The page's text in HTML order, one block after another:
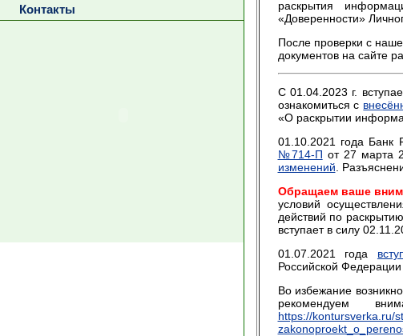
Контакты
раскрытия
«Доверенности»
После проверки с
документов на сайте
С 01.04.2023 г.
ознакомиться с
«О раскрытии
01.10.2021 года Банк
№714-П от 27 марта
изменений .
Обращаем ваше
условий
действий по
вступает в силу
01.07.2021 года
Российской
Во избежание
рекомендуем
https://kontursverka.ru/